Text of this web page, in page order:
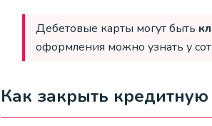
Дебетовые карты могут быть
оформления можно узнать у
Как закрыть